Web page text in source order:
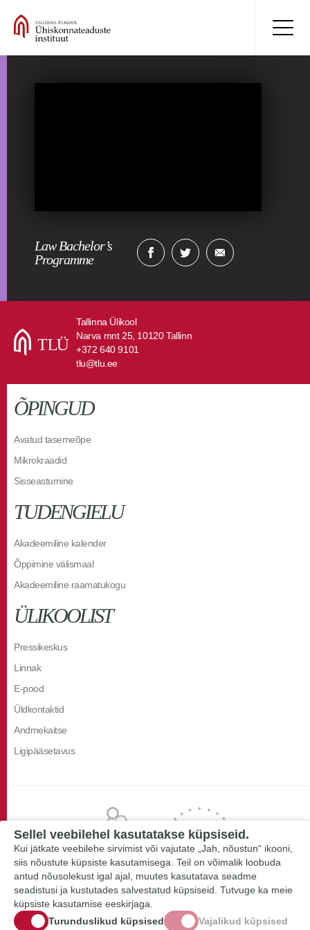
Law Bachelor’s
Programme
Tallinna Ülikool
Narva mnt 25, 10120 Tallinn
+372 640 9101
tlu@tlu.ee
ÕPINGUD
Avatud tasemeõpe
Mikrokraadid
Sisseastumine
TUDENGIELU
Akadeemiline kalender
Õppimine välismaal
Akadeemiline raamatukogu
ÜLIKOOLIST
Pressikeskus
Linnak
E-pood
Üldkontaktid
Andmekaitse
Ligipääsetavus
Sellel veebilehel kasutatakse küpsiseid.
Kui jätkate veebilehe sirvimist või vajutate „Jah, nõustun“ ikooni,
siis nõustute küpsiste kasutamisega. Teil on võimalik loobuda
antud nõusolekust igal ajal, muutes kasutatava seadme
seadistusi ja kustutades salvestatud küpsiseid. Tutvuge ka meie
küpsiste kasutamise eeskirjaga.
Turunduslikud küpsised
Vajalikud küpsised